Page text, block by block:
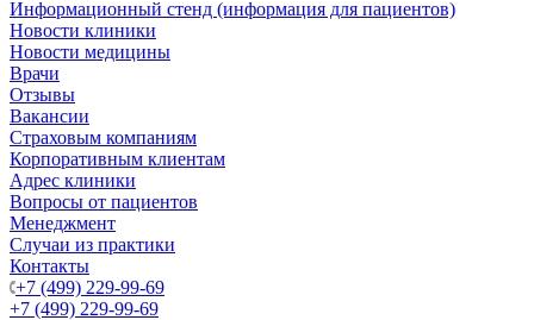
Информационный стенд (информация для пациентов)
Новости клиники
Новости медицины
Врачи
Отзывы
Вакансии
Страховым компаниям
Корпоративным клиентам
Адрес клиники
Вопросы от пациентов
Менеджмент
Случаи из практики
Контакты
+7 (499) 229-99-69
+7 (499) 229-99-69